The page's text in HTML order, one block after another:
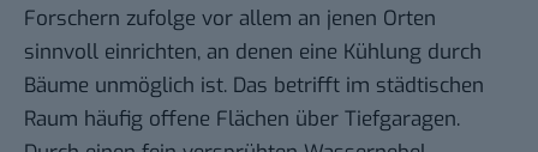
Forschern zufolge vor allem an jenen Orten
sinnvoll einrichten, an denen eine Kühlung durch
Bäume unmöglich ist. Das betrifft im städtischen
Raum häufig offene Flächen über Tiefgaragen.